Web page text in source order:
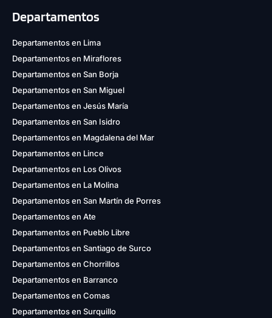
Departamentos
Departamentos en Lima
Departamentos en Miraflores
Departamentos en San Borja
Departamentos en San Miguel
Departamentos en Jesús María
Departamentos en San Isidro
Departamentos en Magdalena del Mar
Departamentos en Lince
Departamentos en Los Olivos
Departamentos en La Molina
Departamentos en San Martín de Porres
Departamentos en Ate
Departamentos en Pueblo Libre
Departamentos en Santiago de Surco
Departamentos en Chorrillos
Departamentos en Barranco
Departamentos en Comas
Departamentos en Surquillo